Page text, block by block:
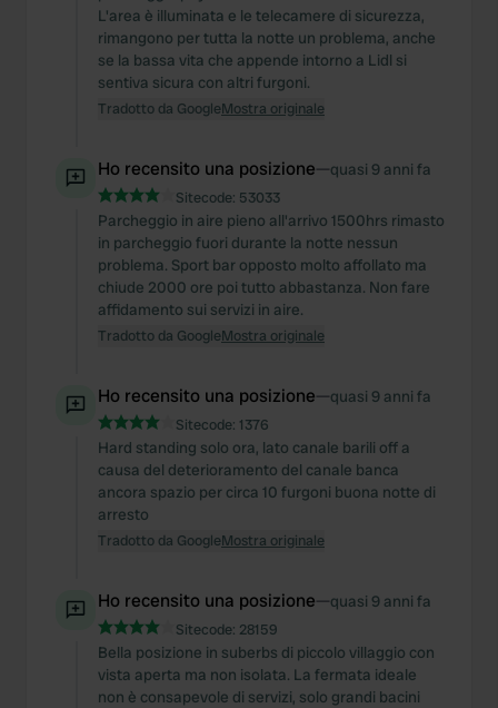
L'area è illuminata e le telecamere di sicurezza,
rimangono per tutta la notte un problema, anche
se la bassa vita che appende intorno a Lidl si
sentiva sicura con altri furgoni.
Tradotto da GoogleMostra originale
Ho recensito una posizione—quasi 9 anni fa
Sitecode: 53033
Parcheggio in aire pieno all'arrivo 1500hrs rimasto
in parcheggio fuori durante la notte nessun
problema. Sport bar opposto molto affollato ma
chiude 2000 ore poi tutto abbastanza. Non fare
affidamento sui servizi in aire.
Tradotto da GoogleMostra originale
Ho recensito una posizione—quasi 9 anni fa
Sitecode: 1376
Hard standing solo ora, lato canale barili off a
causa del deterioramento del canale banca
ancora spazio per circa 10 furgoni buona notte di
arresto
Tradotto da GoogleMostra originale
Ho recensito una posizione—quasi 9 anni fa
Sitecode: 28159
Bella posizione in suberbs di piccolo villaggio con
vista aperta ma non isolata. La fermata ideale
non è consapevole di servizi, solo grandi bacini